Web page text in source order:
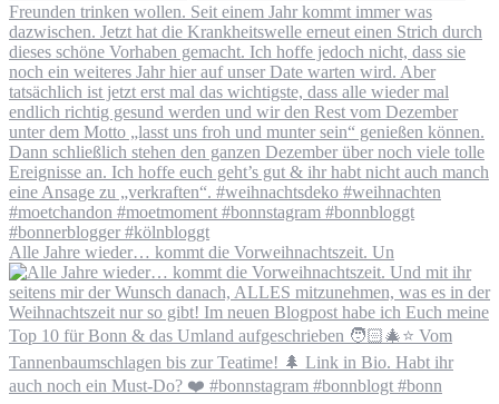
Alle Jahre wieder… kommt die Vorweihnachtszeit. Un